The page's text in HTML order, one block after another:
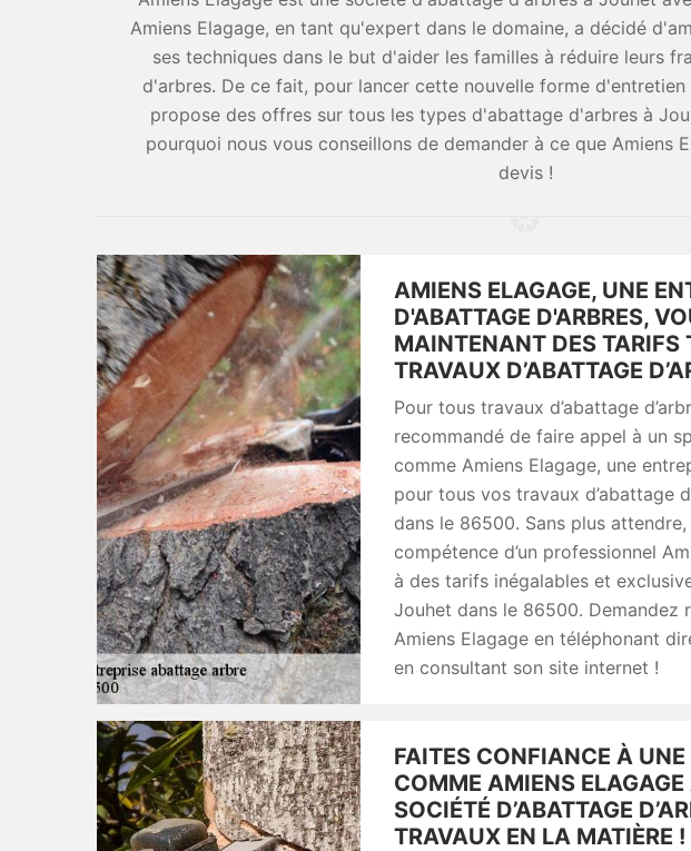
Amiens Elagage, en tant qu'expert dans le domaine, a décidé
ses techniques dans le but d'aider les familles à réduire leurs
d'arbres. De ce fait, pour lancer cette nouvelle forme d'entretien
propose des offres sur tous les types d'abattage d'arbres à
pourquoi nous vous conseillons de demander à ce que Amiens
devis !
AMIENS ELAGAGE, UNE
D'ABATTAGE D'ARBRES,
MAINTENANT DES TARIFS
TRAVAUX D’ABATTAGE
Pour tous travaux d’abattage
recommandé de faire appel à un
comme Amiens Elagage, une
pour tous vos travaux d’abattage
dans le 86500. Sans plus
compétence d’un professionnel
à des tarifs inégalables et
Jouhet dans le 86500. Demandez
Amiens Elagage en téléphonant
en consultant son site internet !
FAITES CONFIANCE À
COMME AMIENS
SOCIÉTÉ D’ABATTAGE
TRAVAUX EN LA MATIÈRE !